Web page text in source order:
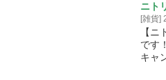
ニト
[雑貨]
【
です
キャ